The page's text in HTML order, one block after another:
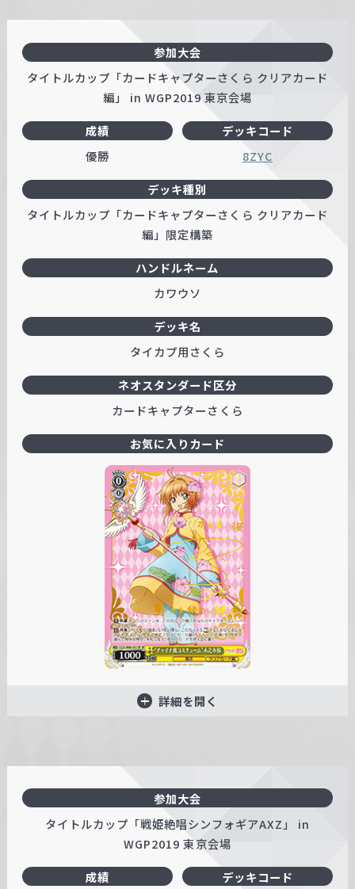
参加大会
タイトルカップ「カードキャプターさくら クリアカード
編」 in WGP2019 東京会場
成績
優勝
ハンドルネーム
カワウソ
デッキコード
8ZYC
デッキ名
タイカプ用さくら
デッキ種別
タイトルカップ「カードキャプターさくら クリアカード
編」限定構築
ネオスタンダード区分
カードキャプターさくら
お気に入りカード
詳細を開く
参加大会
タイトルカップ「戦姫絶唱シンフォギアAXZ」 in
WGP2019 東京会場
成績
デッキコード